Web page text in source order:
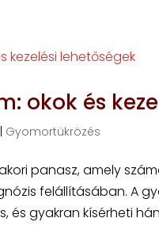
okok és
Gyomortükrözés
panasz, amely
felállításában. A
és gyakran kísérheti